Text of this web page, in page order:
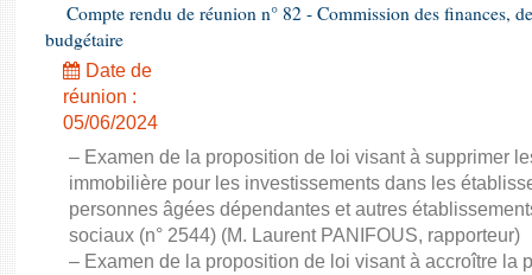
Compte rendu de réunion n° 82 - Commission des finances,
budgétaire
Date de
réunion :
05/06/2024
– Examen de la proposition de loi visant à supprimer
immobilière pour les investissements dans les
personnes âgées dépendantes et autres
sociaux (n° 2544) (M. Laurent PANIFOUS, rapporteur)
– Examen de la proposition de loi visant à accroître la